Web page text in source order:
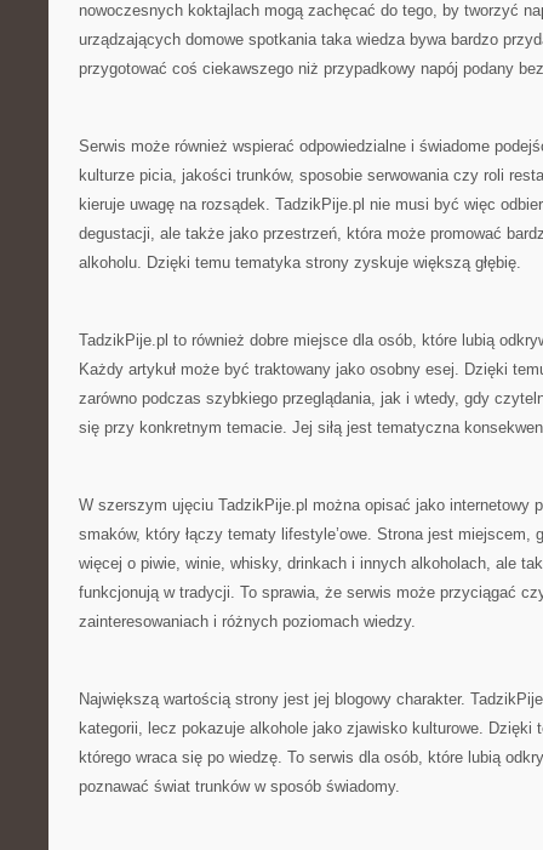
nowoczesnych koktajlach mogą zachęcać do tego, by tworzyć
urządzających domowe spotkania taka wiedza bywa bardzo
przygotować coś ciekawszego niż przypadkowy napój podany
Serwis może również wspierać odpowiedzialne i świadome
kulturze picia, jakości trunków, sposobie serwowania czy roli
kieruje uwagę na rozsądek. TadzikPije.pl nie musi być więc
degustacji, ale także jako przestrzeń, która może promować
alkoholu. Dzięki temu tematyka strony zyskuje większą głębię.
TadzikPije.pl to również dobre miejsce dla osób, które lubią
Każdy artykuł może być traktowany jako osobny esej. Dzięki
zarówno podczas szybkiego przeglądania, jak i wtedy, gdy
się przy konkretnym temacie. Jej siłą jest tematyczna
W szerszym ujęciu TadzikPije.pl można opisać jako internetowy
smaków, który łączy tematy lifestyle’owe. Strona jest miejscem,
więcej o piwie, winie, whisky, drinkach i innych alkoholach, ale
funkcjonują w tradycji. To sprawia, że serwis może przyciągać
zainteresowaniach i różnych poziomach wiedzy.
Największą wartością strony jest jej blogowy charakter.
kategorii, lecz pokazuje alkohole jako zjawisko kulturowe. Dzięki
którego wraca się po wiedzę. To serwis dla osób, które lubią
poznawać świat trunków w sposób świadomy.